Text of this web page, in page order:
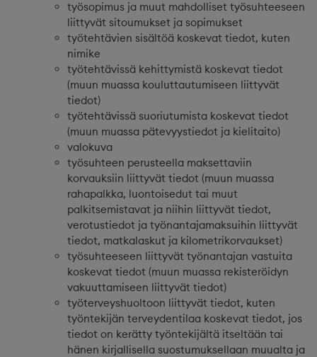
työsopimus ja muut mahdolliset työsuhteeseen
liittyvät sitoumukset ja sopimukset
työtehtävien sisältöä koskevat tiedot, kuten
nimike
työtehtävissä kehittymistä koskevat tiedot
(muun muassa kouluttautumiseen liittyvät
tiedot)
työtehtävissä suoriutumista koskevat tiedot
(muun muassa pätevyystiedot ja kielitaito)
valokuva
työsuhteen perusteella maksettaviin
korvauksiin liittyvät tiedot (muun muassa
rahapalkka, luontoisedut tai muut
palkitsemistavat ja niihin liittyvät tiedot,
verotustiedot ja työnantajamaksuihin liittyvät
tiedot, matkalaskut ja kilometrikorvaukset)
työsuhteeseen liittyvät työnantajan vastuita
koskevat tiedot (muun muassa rekisteröidyn
vakuuttamiseen liittyvät tiedot)
työterveyshuoltoon liittyvät tiedot, kuten
työntekijän terveydentilaa koskevat tiedot, jos
tiedot on kerätty työntekijältä itseltään tai
hänen kirjallisella suostumuksellaan muualta ja